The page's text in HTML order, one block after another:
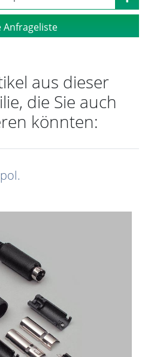
Anfrageliste
aus dieser
die Sie auch
könnten: